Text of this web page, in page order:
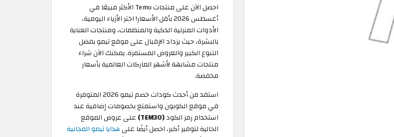
احصل الآن على منتجات Temu الأكثر مبيعًا في
أغسطس 2026 بأقل الأسعار! اختر الأزياء اليومية،
الأدوات المنزلية الذكية والمنظمات، ومنتجات العناية
بالبشرة، حيث يزداد الإقبال على موقع تيمو بفضل
التنوع الكبير والعروض المستمرة. يمكنك الآن شراء
منتجات مشابهة لأشهر الماركات العالمية بأسعار
مخفضة.
استفد من أحدث كودات خصم تيمو 2026 المتوفرة
في موقع الكوبون واستمتع بخصومات إضافية عند
استخدام رمز الكود(TEM30)
على عروض الموقع
الحالية لتوفير أكبر، احصل أيضًا علىهدايا تيمو المجانية